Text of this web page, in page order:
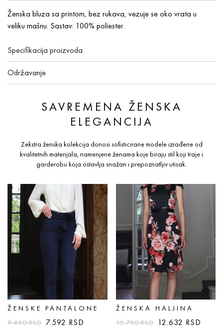
Ženska bluza sa printom, bez rukava, vezuje se oko vrata u
veliku mašnu. Sastav: 100% poliester.
Specifikacija proizvoda
Održavanje
SAVREMENA ŽENSKA
ELEGANCIJA
Zekstra ženska kolekcija donosi sofisticirane modele izrađene od
kvalitetnih materijala, namenjene ženama koje biraju stil koji traje i
garderobu koja ostavlja snažan i prepoznatljiv utisak.
ŽENSKE PANTALONE
9.490RSD 7.592 RSD
ŽENSKA HALJINA
15.790RSD 12.632 RSD